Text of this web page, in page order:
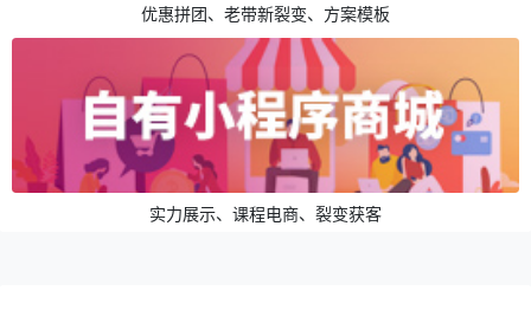
优惠拼团、老带新裂变、方案模板
实力展示、课程电商、裂变获客